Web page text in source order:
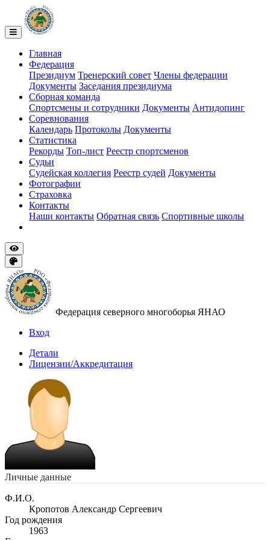
Главная
Федерация
Президиум Тренерский совет Члены федерации
Документы Заседания президиума
Сборная команда
Спортсмены и сотрудники Документы Антидопинг
Соревнования
Календарь Протоколы Документы
Статистика
Рекорды Топ-лист Реестр спортсменов
Судьи
Судейская коллегия Реестр судей Документы
Фотографии
Страховка
Контакты
Наши контакты Обратная связь Спортивные школы
Федерация северного многоборья ЯНАО
Вход
Детали
Лицензии/Аккредитация
Личные данные
Ф.И.О.
Кропотов Александр Сергеевич
Год рождения
1963